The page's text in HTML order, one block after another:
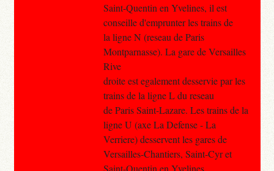
Saint-Quentin en Yvelines, il est
conseille d'emprunter les trains de
la ligne N (reseau de Paris
Montparnasse). La gare de Versailles
Rive
droite est egalement desservie par les
trains de la ligne L du reseau
de Paris Saint-Lazare. Les trains de la
ligne U (axe La Defense - La
Verriere) desservent les gares de
Versailles-Chantiers, Saint-Cyr et
Saint-Quentin en Yvelines.